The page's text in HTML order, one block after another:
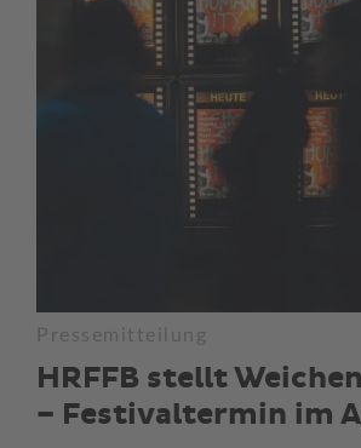
Pressemitteilung
HRFFB stellt
– Festivaltermin im